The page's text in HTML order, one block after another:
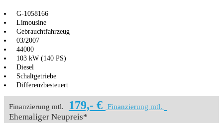
G-1058166
Limousine
Gebrauchtfahrzeug
03/2007
44000
103 kW (140 PS)
Diesel
Schaltgetriebe
Differenzbesteuert
Finanzierung mtl. 179,- € Finanzierung mtl.
Ehemaliger Neupreis*